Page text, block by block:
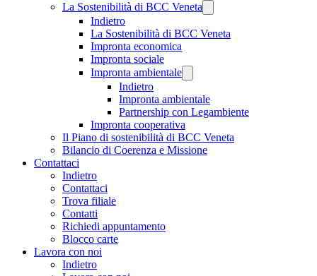
La Sostenibilità di BCC Veneta
Indietro
La Sostenibilità di BCC Veneta
Impronta economica
Impronta sociale
Impronta ambientale
Indietro
Impronta ambientale
Partnership con Legambiente
Impronta cooperativa
Il Piano di sostenibilità di BCC Veneta
Bilancio di Coerenza e Missione
Contattaci
Indietro
Contattaci
Trova filiale
Contatti
Richiedi appuntamento
Blocco carte
Lavora con noi
Indietro